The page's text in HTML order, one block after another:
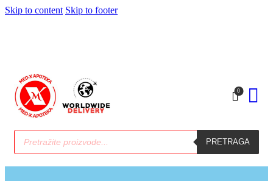
Skip to content Skip to footer
0
PRETRAGA